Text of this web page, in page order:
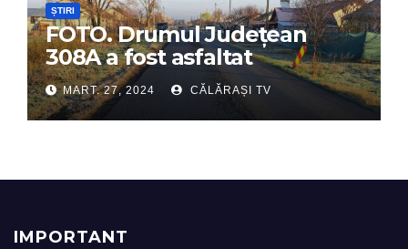
ȘTIRI
FOTO. Drumul Județean
308A a fost asfaltat
MART. 27, 2024 CĂLĂRAȘI TV
IMPORTANT